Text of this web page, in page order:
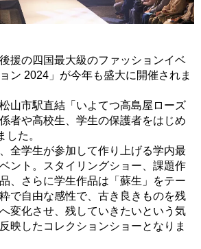
ー
パス＆イベント
リシー
援の四国最大級のファッションイベ
ン 2024」が今年も盛大に開催されま
山市駅直結「いよてつ高島屋ローズ
者や高校生、学生の保護者をはじめ
た。
全学生が参加して作り上げる学内最
ント。スタイリングショー、課題作
、さらに学生作品は「蘇生」をテー
で自由な感性で、古き良きものを残
変化させ、残していきたいという気
映したコレクションショーとなりま